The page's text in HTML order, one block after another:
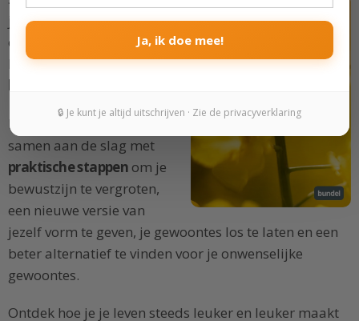
je naar beneden. Ze zorgen
ervoor dat je je doelen niet
haalt enverminderen je
levenskwaliteit
In deze Bundel gaan we
samen aan de slag met
praktische stappen om je
bewustzijn te vergroten,
een nieuwe versie van
jezelf vorm te geven, je gewoontes los te laten en een
beter alternatief te vinden voor je onwenselijke
gewoontes.
Ontdek hoe je je leven steeds leuker en leuker maakt
Ja, ik doe mee!
🔒 Je kunt je altijd uitschrijven · Zie de privacyverklaring